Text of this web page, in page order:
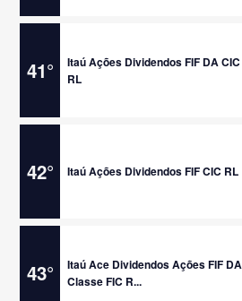
41°
Itaú Ações Dividendos FIF DA CIC
RL
42° Itaú Ações Dividendos FIF CIC RL
43°
Itaú Ace Dividendos Ações FIF DA
Classe FIC R...